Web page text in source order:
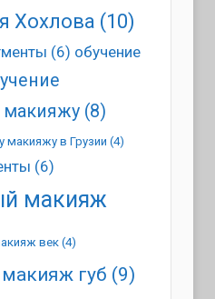
Хохлова (10)
(6) обучение
макияжу(8)
макияжу в Грузии (4)
(6)
макияж
век(4)
губ (9)